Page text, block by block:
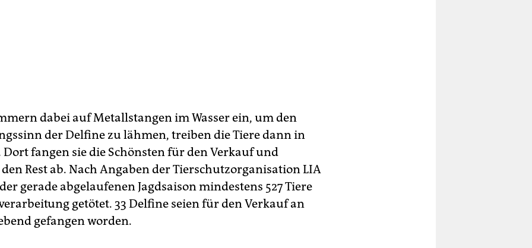
dabei auf Metallstangen im Wasser ein, um den
der Delfine zu lähmen, treiben die Tiere dann in
Dort fangen sie die Schönsten für den Verkauf und
Rest ab. Nach Angaben der Tierschutzorganisation LIA
gerade abgelaufenen Jagdsaison mindestens 527 Tiere
getötet. 33 Delfine seien für den Verkauf an
gefangen worden.